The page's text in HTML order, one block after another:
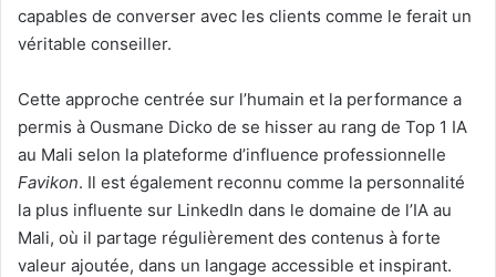
capables de converser avec les clients comme le ferait un
véritable conseiller.
Cette approche centrée sur l’humain et la performance a
permis à Ousmane Dicko de se hisser au rang de Top 1 IA
au Mali selon la plateforme d’influence professionnelle
Favikon. Il est également reconnu comme la personnalité
la plus influente sur LinkedIn dans le domaine de l’IA au
Mali, où il partage régulièrement des contenus à forte
valeur ajoutée, dans un langage accessible et inspirant.